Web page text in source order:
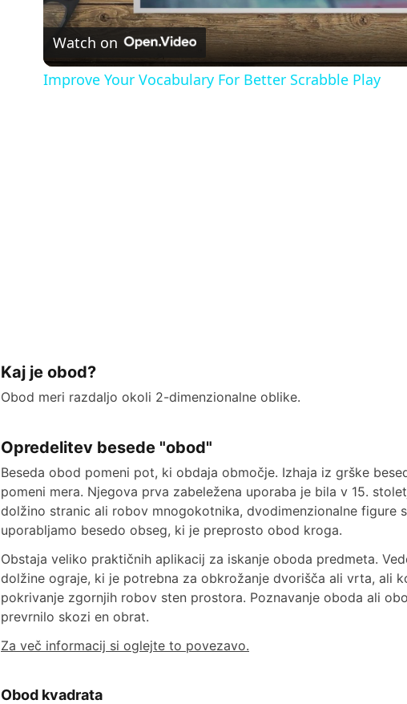
a
y
Watch on
Improve Your Vocabulary For Better Scrabble Play
Kaj je obod?
Obod meri razdaljo okoli 2-dimenzionalne oblike.
Opredelitev besede "obod"
Beseda obod pomeni pot, ki obdaja območje. Izhaja iz grške
pomeni mera. Njegova prva zabeležena uporaba je bila v 15.
dolžino stranic ali robov mnogokotnika, dvodimenzionalne figure
uporabljamo besedo obseg, ki je preprosto obod kroga.
Obstaja veliko praktičnih aplikacij za iskanje oboda predmeta.
dolžine ograje, ki je potrebna za obkrožanje dvorišča ali vrta, ali
pokrivanje zgornjih robov sten prostora. Poznavanje oboda ali
prevrnilo skozi en obrat.
Za več informacij si oglejte to povezavo.
Obod kvadrata